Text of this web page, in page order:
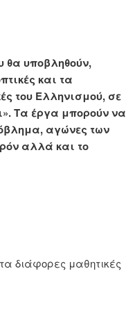
θα υποβληθούν,
και τα
του Ελληνισμού, σε
Τα έργα μπορούν να
αγώνες των
αλλά και το
διάφορες μαθητικές